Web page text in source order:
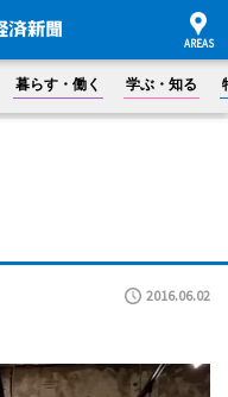
暮らす・働く 学ぶ・知る
2016.06.02